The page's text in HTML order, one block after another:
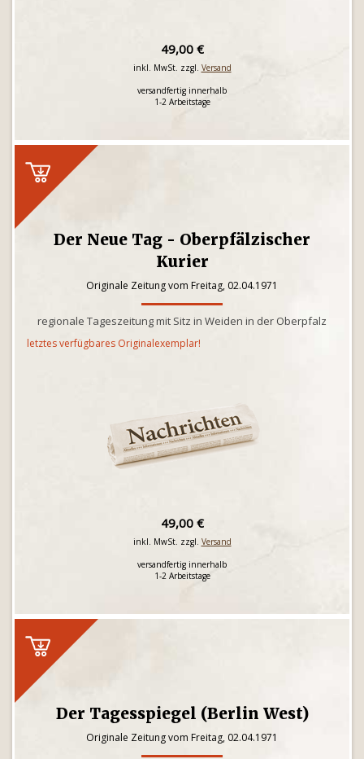
49,00 €
inkl. MwSt. zzgl. Versand
versandfertig innerhalb
1-2 Arbeitstage
Der Neue Tag - Oberpfälzischer
Kurier
Originale Zeitung vom Freitag, 02.04.1971
regionale Tageszeitung mit Sitz in Weiden in der Oberpfalz
letztes verfügbares Originalexemplar!
49,00 €
inkl. MwSt. zzgl. Versand
versandfertig innerhalb
1-2 Arbeitstage
Der Tagesspiegel (Berlin West)
Originale Zeitung vom Freitag, 02.04.1971